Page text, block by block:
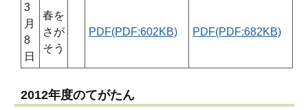
3
月
8
日
春を
さが
そう
PDF(PDF:602KB) PDF(PDF:682KB)
2012年度のてがたん